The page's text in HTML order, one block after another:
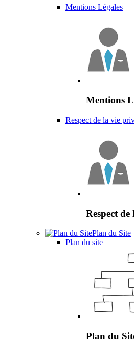
Mentions Légales
Mentions
Respect de la vie
Respect
Plan du Site
Plan du site
Plan du